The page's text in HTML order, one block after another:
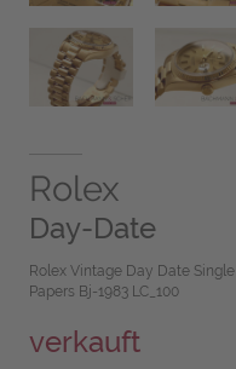
Rolex
Day-Date
Rolex Vintage Day Date
Papers Bj-1983 LC_100
verkauft